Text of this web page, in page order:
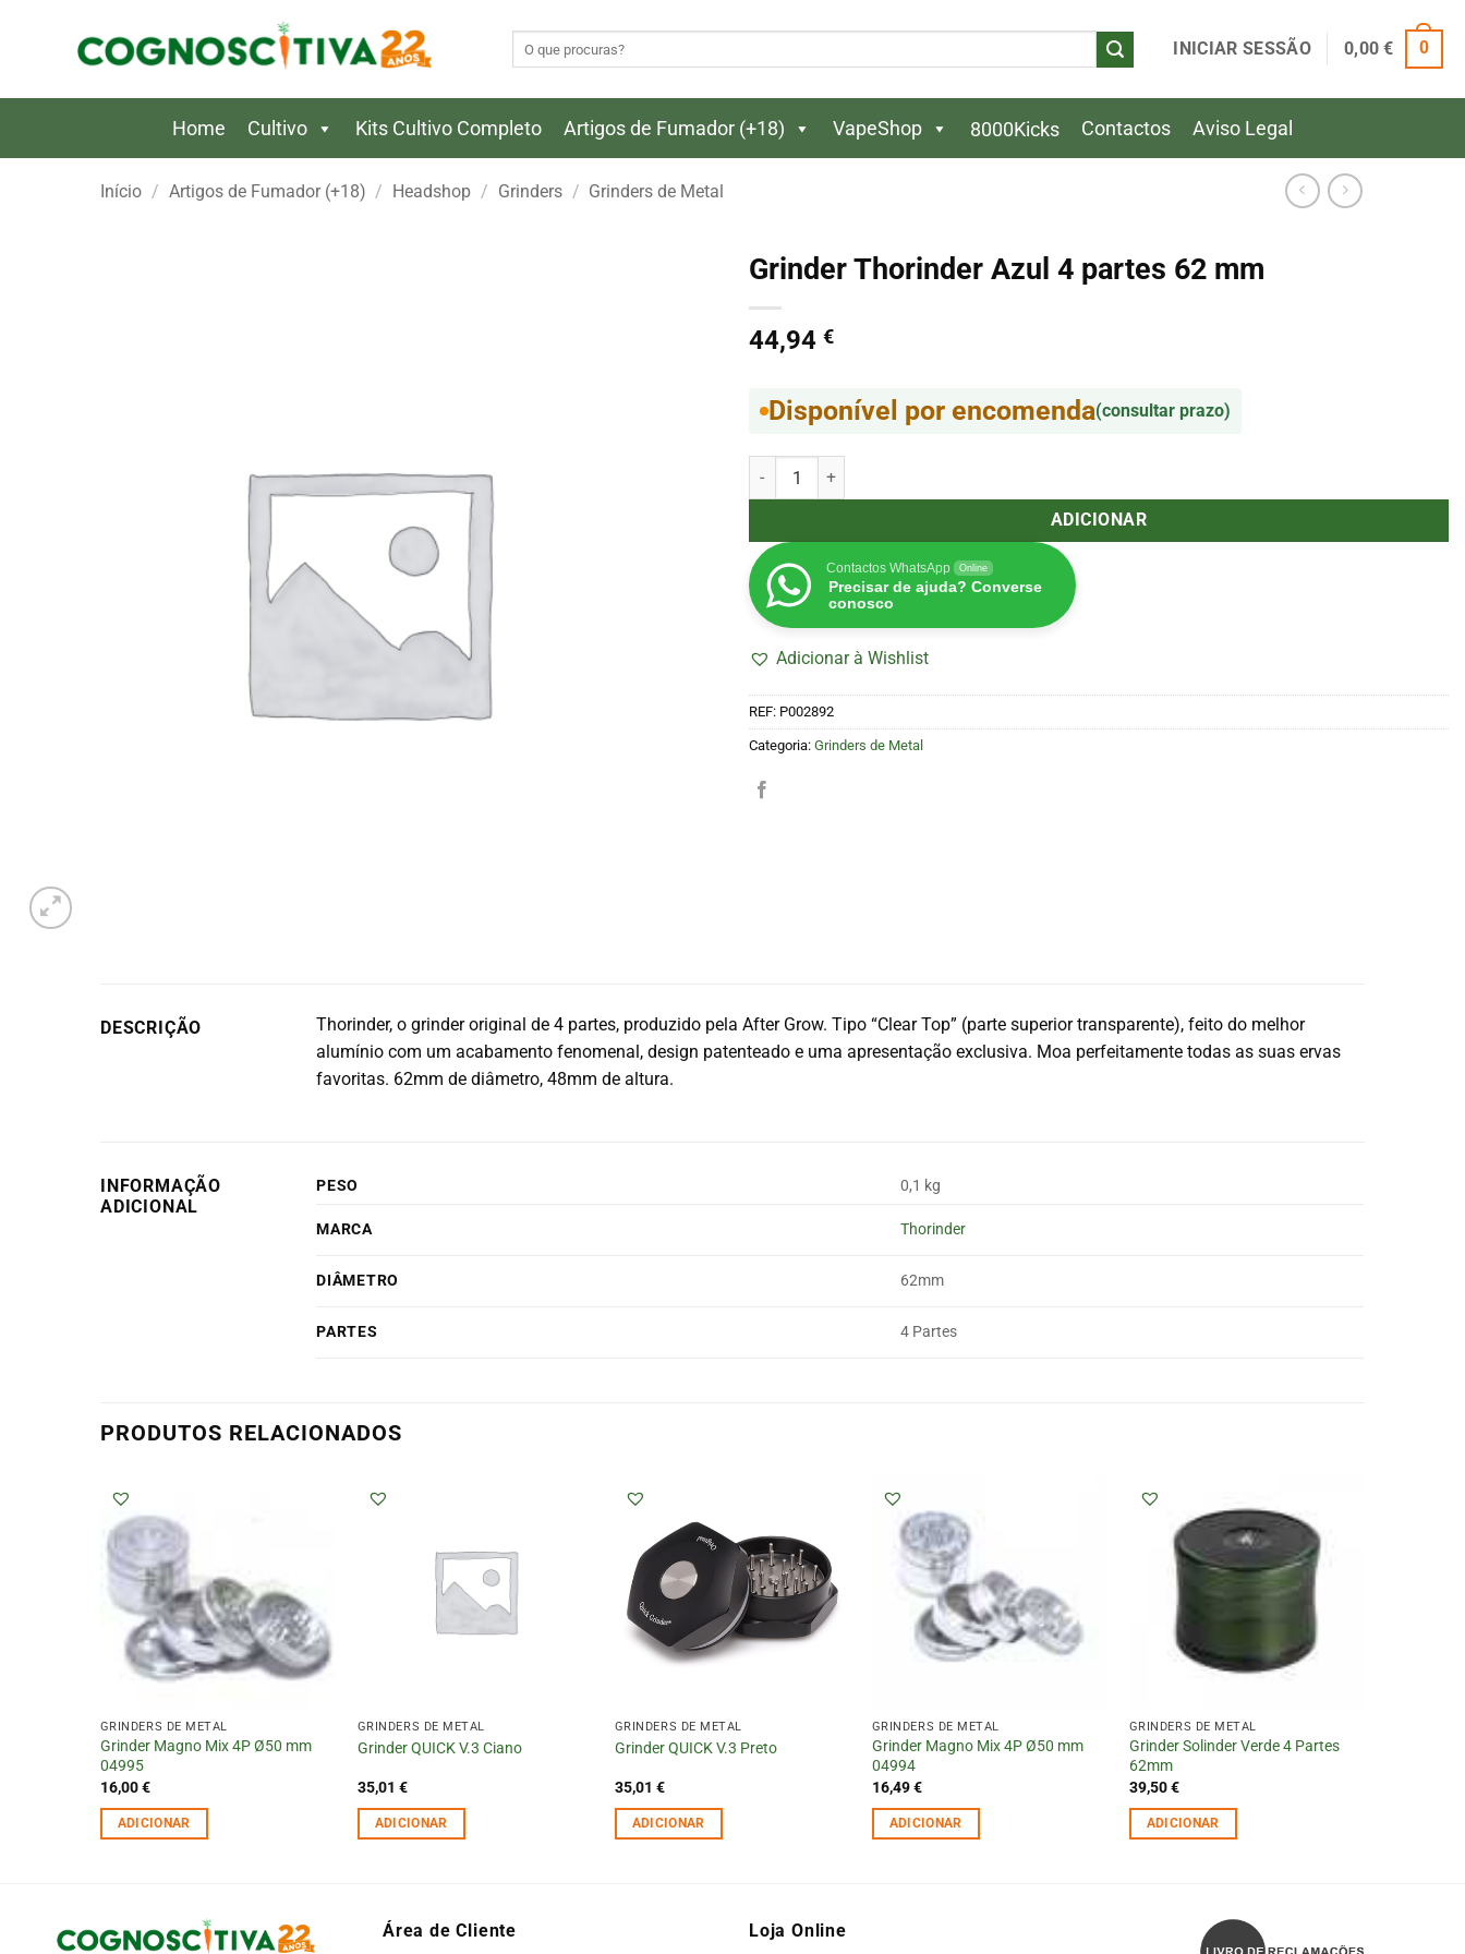
INICIAR SESSÃO 0,00€ 0
Home Cultivo Kits Cultivo Completo Artigos de Fumador (+18) VapeShop 8000Kicks Contactos Aviso Legal
Início / Artigos de Fumador (+18) / Headshop / Grinders / Grinders de Metal
Grinder Thorinder Azul 4 partes 62 mm
44,94 €
Disponível por encomenda(consultar prazo)
Quantidade de Grinder Thorinder Azul 4 partes 62 mm
ADICIONAR
Contactos WhatsApp Online
Precisar de ajuda? Converse
conosco
Adicionar à Wishlist
REF: P002892
Categoria: Grinders de Metal
DESCRIÇÃO
Thorinder, o grinder original de 4 partes, produzido pela After Grow. Tipo “Clear Top” (parte superior transparente), feito do melhor
alumínio com um acabamento fenomenal, design patenteado e uma apresentação exclusiva. Moa perfeitamente todas as suas ervas
favoritas. 62mm de diâmetro, 48mm de altura.
INFORMAÇÃO
ADICIONAL
PESO 0,1 kg
MARCA Thorinder
DIÂMETRO 62mm
PARTES 4 Partes
PRODUTOS RELACIONADOS
GRINDERS DE METAL
Grinder Magno Mix 4P Ø50 mm
04995
16,00€
ADICIONAR
GRINDERS DE METAL
Grinder QUICK V.3 Ciano
35,01 €
ADICIONAR
GRINDERS DE METAL
Grinder QUICK V.3 Preto
35,01 €
ADICIONAR
GRINDERS DE METAL
Grinder Magno Mix 4P Ø50 mm
04994
16,49€
ADICIONAR
GRINDERS DE METAL
Grinder Solinder Verde 4 Partes
62mm
39,50€
ADICIONAR
Área de Cliente Loja Online